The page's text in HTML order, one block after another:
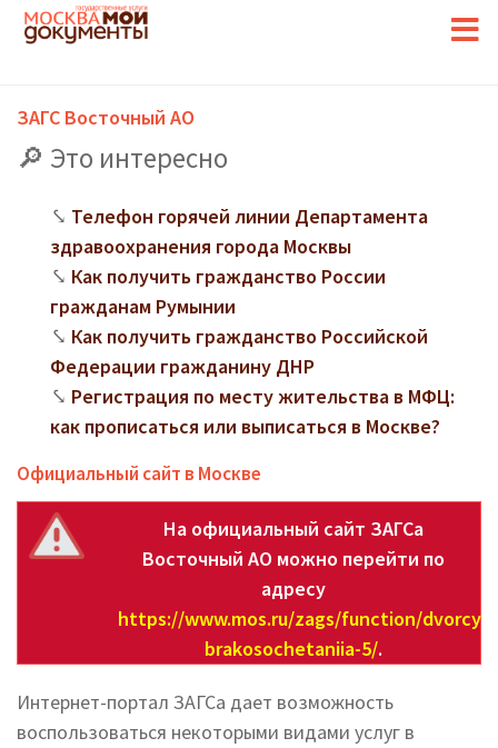
ЗАГС Восточный АО
Это интересно
Телефон горячей линии Департамента
здравоохранения города Москвы
Как получить гражданство России
гражданам Румынии
Как получить гражданство Российской
Федерации гражданину ДНР
Регистрация по месту жительства в МФЦ:
как прописаться или выписаться в Москве?
Официальный сайт в Москве
На официальный сайт ЗАГСа
Восточный АО можно перейти по
адресу
https://www.mos.ru/zags/function/
brakosochetaniia-5/.
Интернет-портал ЗАГСа дает возможность
воспользоваться некоторыми видами услуг в